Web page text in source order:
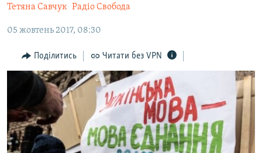
до
навігації
Перейти
пошуку
ПОЛІТИКА
БЛОГИ
ПОГЛЯД
ІНТЕРВ'Ю
ВСЕ ЗА ДЕНЬ
СПЕЦПРОЕКТИ
ДЕПОРТАЦІЯ
ЯК ОБІЙТИ БЛОКУВАННЯ
Тетяна Савчук Радіо Свобода
05 жовтень 2017, 08:30
Поділитись Читати без VPN